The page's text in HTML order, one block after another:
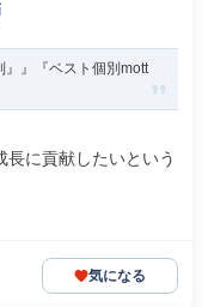
』『ベスト個別mott
に貢献したいという
気になる